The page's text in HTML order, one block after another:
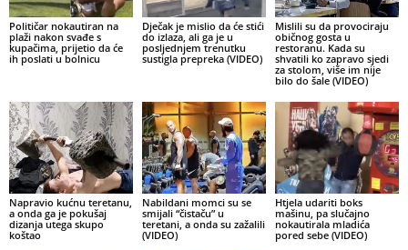
Političar nokautiran na
plaži nakon svađe s
kupačima, prijetio da će
ih poslati u bolnicu
Dječak je mislio da će stići
do izlaza, ali ga je u
posljednjem trenutku
sustigla prepreka (VIDEO)
Mislili su da provociraju
običnog gosta u
restoranu. Kada su
shvatili ko zapravo sjedi
za stolom, više im nije
bilo do šale (VIDEO)
Napravio kućnu teretanu,
a onda ga je pokušaj
dizanja utega skupo
koštao
Nabildani momci su se
smijali “čistaču” u
teretani, a onda su zažalili
(VIDEO)
Htjela udariti boks
mašinu, pa slučajno
nokautirala mladića
pored sebe (VIDEO)